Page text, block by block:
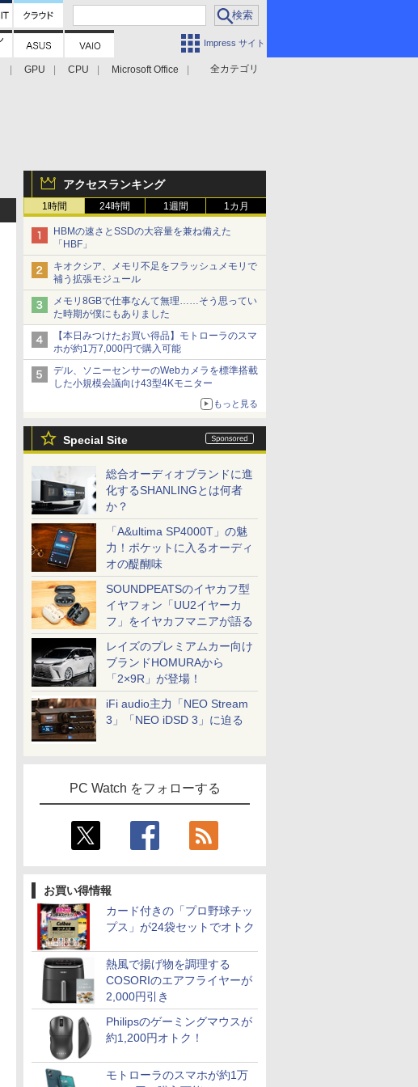
Impress サイト
全カテゴリ
GPU CPU
Microsoft Office
アクセスランキング
1時間 24時間 1週間 1カ月
HBMの速さとSSDの大容量を兼ね備えた
「HBF」
キオクシア、メモリ不足をフラッシュメモリで
補う拡張モジュール
メモリ8GBで仕事なんて無理……そう思ってい
た時期が僕にもありました
【本日みつけたお買い得品】モトローラのスマ
ホが約1万7,000円で購入可能
デル、ソニーセンサーのWebカメラを標準搭載
した小規模会議向け43型4Kモニター
もっと見る
Special Site
総合オーディオブランドに進
化するSHANLINGとは何者
か？
「A&ultima SP4000T」の魅
力！ポケットに入るオーディ
オの醍醐味
SOUNDPEATSのイヤカフ型
イヤフォン「UU2イヤーカ
フ」をイヤカフマニアが語る
レイズのプレミアムカー向け
ブランドHOMURAから
「2×9R」が登場！
iFi audio主力「NEO Stream
3」「NEO iDSD 3」に迫る
PC Watch をフォローする
お買い得情報
カード付きの「プロ野球チッ
プス」が24袋セットでオトク
熱風で揚げ物を調理する
COSORIのエアフライヤーが
2,000円引き
Philipsのゲーミングマウスが
約1,200円オトク！
モトローラのスマホが約1万